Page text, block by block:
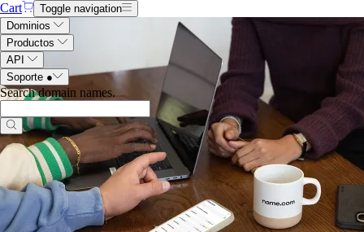
Cart
Toggle navigation
Dominios
Productos
API
Soporte ●
Search domain names.